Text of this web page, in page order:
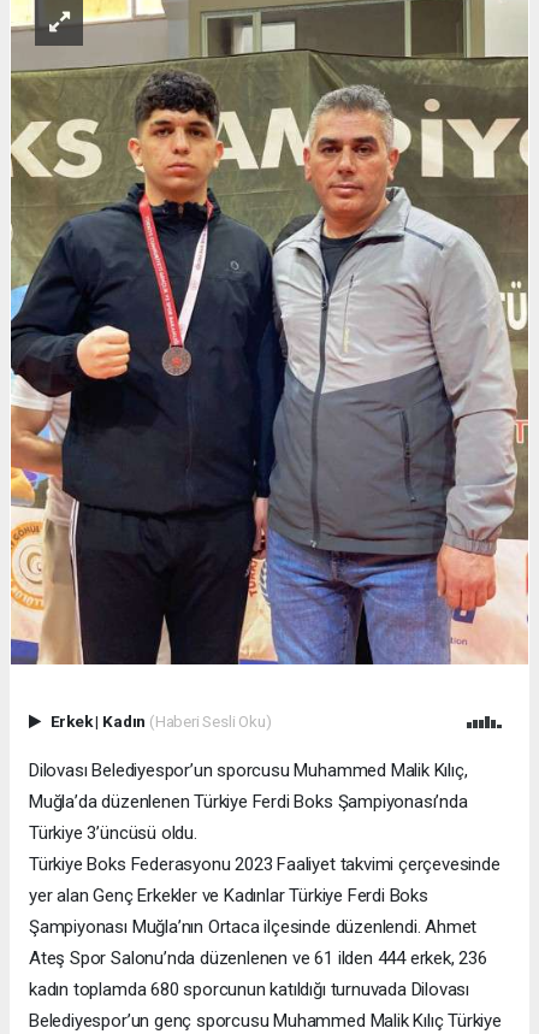
Erkek| Kadın (Haberi Sesli Oku)
Dilovası Belediyespor’un sporcusu Muhammed Malik Kılıç,
Muğla’da düzenlenen Türkiye Ferdi Boks Şampiyonası’nda
Türkiye 3’üncüsü oldu.
Türkiye Boks Federasyonu 2023 Faaliyet takvimi çerçevesinde
yer alan Genç Erkekler ve Kadınlar Türkiye Ferdi Boks
Şampiyonası Muğla’nın Ortaca ilçesinde düzenlendi. Ahmet
Ateş Spor Salonu’nda düzenlenen ve 61 ilden 444 erkek, 236
kadın toplamda 680 sporcunun katıldığı turnuvada Dilovası
Belediyespor’un genç sporcusu Muhammed Malik Kılıç Türkiye